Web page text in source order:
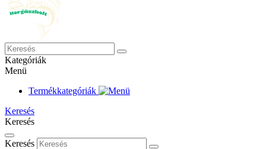
Kategóriák
Menü
Termékkategóriák
Keresés
Keresés
Keresés